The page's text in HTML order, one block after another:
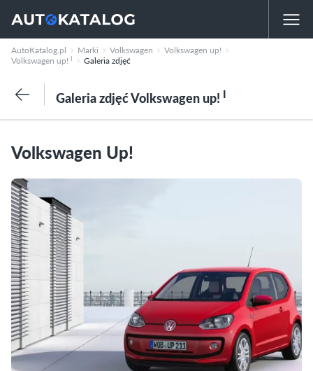
AutoKatalog.pl Marki Volkswagen
Volkswagen up!
Volkswagen up! I Galeria zdjęć
Galeria zdjęć Volkswagen up! I
Volkswagen Up!